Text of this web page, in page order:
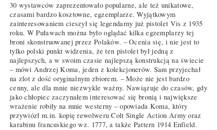
30 wystawców zaprezentowało popularne, ale też unikatowe,
czasami bardzo kosztowne, egzemplarze. Wyjątkowym
zainteresowaniem cieszył się legendarny już pistolet Vis z 1935
roku. W Puławach można było oglądać kilka egzemplarzy tej
broni skonstruowanej przez Polaków. – Ocenia się, i nie jest to
tylko polski punkt widzenia, że ten pistolet był jedną z
najlepszych, a w swoim czasie najlepszą konstrukcją na świecie
– mówi Andrzej Koma, jeden z kolekcjonerów. Sam przyjechał
na zlot z dość oryginalnym zbiorem. – Może nie jest bardzo
cenny, ale dla mnie niezwykle ważny. Nawiązuje do czasów, gdy
jako chłopiec zaczynałem interesować się bronią i największe
wrażenie robiły na mnie westerny – opowiada Koma, który
przywiózł m.in. kopię rewolweru Colt Single Action Army oraz
karabinu francuskiego wz. 1777, a także Pattern 1914 Enfield.